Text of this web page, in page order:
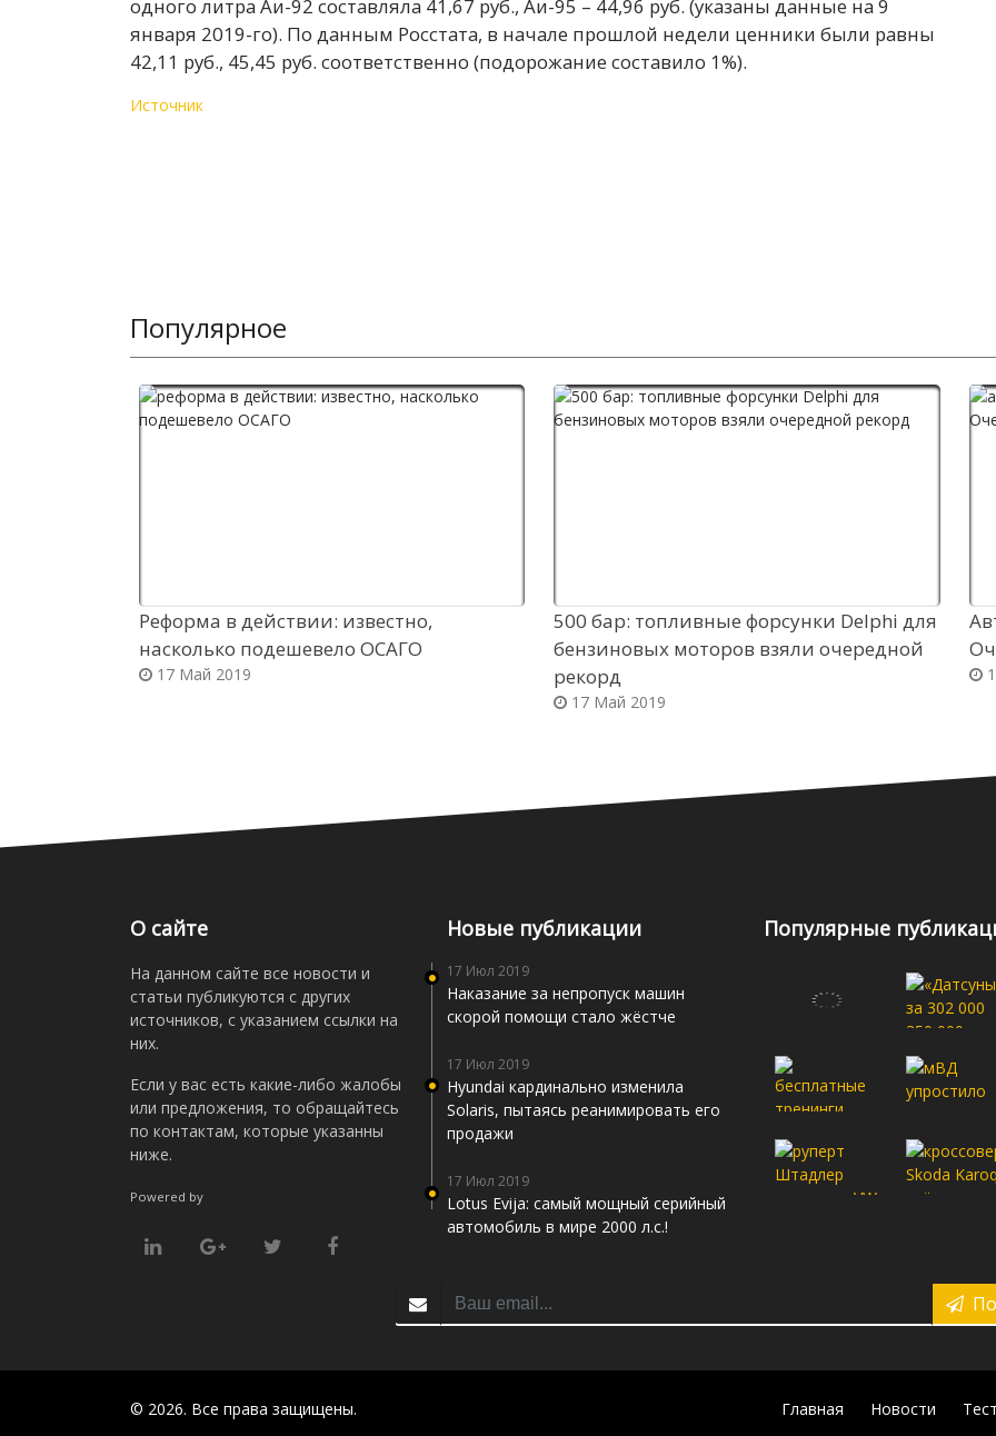
одного литра Аи-92 составляла 41,67 руб., Аи-95 – 44,96 руб. (указаны данные на 9
января 2019-го). По данным Росстата, в начале прошлой недели ценники были равны
42,11 руб., 45,45 руб. соответственно (подорожание составило 1%).
Источник
Популярное
Реформа в действии: известно,
насколько подешевело ОСАГО
17 Май 2019
500 бар: топливные форсунки Delphi для
бензиновых моторов взяли очередной
рекорд
17 Май 2019
О сайте
На данном сайте все новости и
статьи публикуются с других
источников, с указанием ссылки на
них.
Если у вас есть какие-либо жалобы
или предложения, то обращайтесь
по контактам, которые указанны
ниже.
Powered by
Новые публикации
17 Июл 2019
Наказание за непропуск машин
скорой помощи стало жёстче
17 Июл 2019
Hyundai кардинально изменила
Solaris, пытаясь реанимировать его
продажи
17 Июл 2019
Lotus Evija: самый мощный серийный
автомобиль в мире 2000 л.с.!
Популярные
© 2026. Все права защищены. Главная Новости